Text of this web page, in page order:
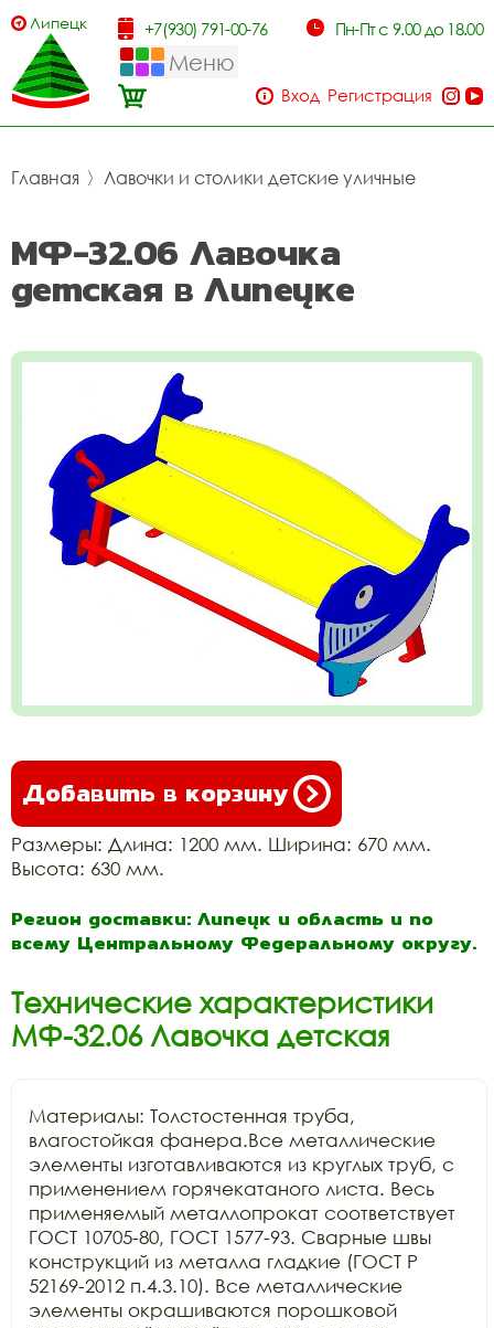
Липецк +7(930) 791-00-76 Пн-Пт с 9.00 до 18.00
Меню
Вход Регистрация
Главная 〉 Лавочки и столики детские уличные
МФ-32.06 Лавочка
детская в Липецке
Добавить в корзину
Размеры: Длина: 1200 мм. Ширина: 670 мм.
Высота: 630 мм.
Регион доставки: Липецк и область и по
всему Центральному Федеральному округу.
Технические характеристики
МФ-32.06 Лавочка детская
Материалы: Толстостенная труба,
влагостойкая фанера.Все металлические
элементы изготавливаются из круглых труб, с
применением горячекатаного листа. Весь
применяемый металлопрокат соответствует
ГОСТ 10705-80, ГОСТ 1577-93. Сварные швы
конструкций из металла гладкие (ГОСТ Р
52169-2012 п.4.3.10). Все металлические
элементы окрашиваются порошковой